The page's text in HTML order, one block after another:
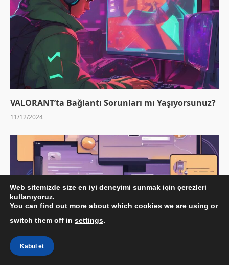
VALORANT’ta Bağlantı Sorunları mı Yaşıyorsunuz?
11/12/2024
Web sitemizde size en iyi deneyimi sunmak için çerezleri
kullanıyoruz.
You can find out more about which cookies we are using or
switch them off in settings.
Kabul et